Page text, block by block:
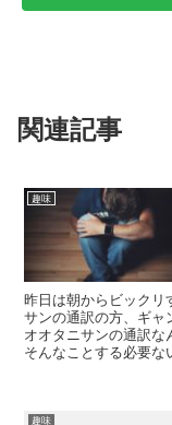
関連記事
趣味
昨日は朝からビックリ
サンの通訳の方、ギャ
オオタニサンの通訳な
そんなことする必要
趣味